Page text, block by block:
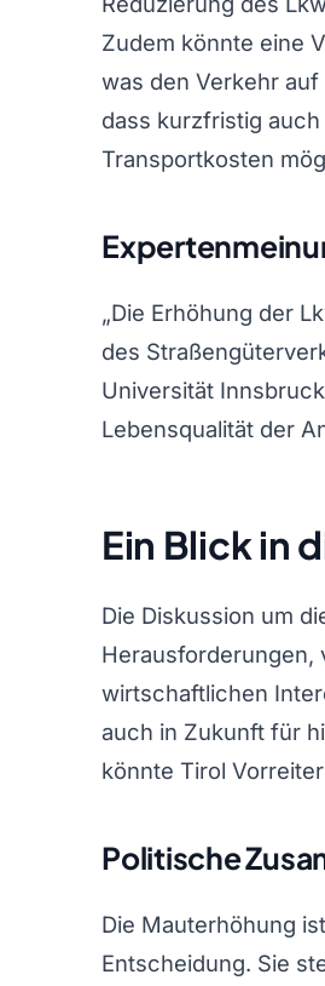
Zudem könnte eine
was den Verkehr
dass kurzfristig
Transportkosten
„Die Erhöhung der
des
Universität
Lebensqualität der
Ein Blick in
Die Diskussion um
Herausforderungen,
wirtschaftlichen
auch in Zukunft für
könnte Tirol
Politische
Die Mauterhöhung
Entscheidung. Sie